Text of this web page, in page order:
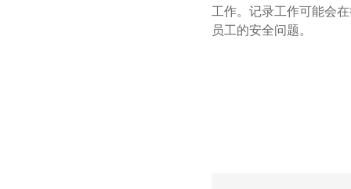
工作。记录工作可能会
员工的安全问题。